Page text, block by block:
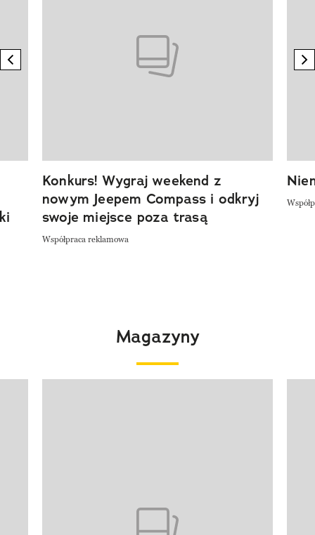
previous element
Konkurs! Wygraj weekend z
nowym Jeepem Compass i odkryj
swoje miejsce poza trasą
Współpraca reklamowa
Magazyny